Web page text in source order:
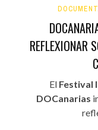
REFLEXIONAR
El Festival
DOCanarias